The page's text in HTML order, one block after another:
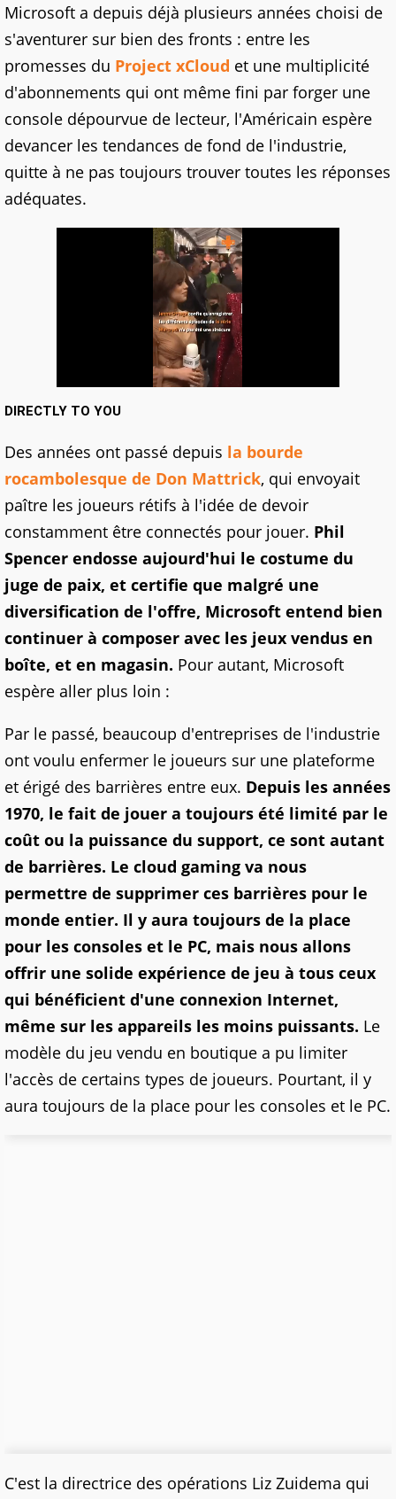
Microsoft a depuis déjà plusieurs années choisi de
s'aventurer sur bien des fronts : entre les
promesses du Project xCloud et une multiplicité
d'abonnements qui ont même fini par forger une
console dépourvue de lecteur, l'Américain espère
devancer les tendances de fond de l'industrie,
quitte à ne pas toujours trouver toutes les réponses
adéquates.
DIRECTLY TO YOU
Des années ont passé depuis la bourde
rocambolesque de Don Mattrick, qui envoyait
paître les joueurs rétifs à l'idée de devoir
constamment être connectés pour jouer. Phil
Spencer endosse aujourd'hui le costume du
juge de paix, et certifie que malgré une
diversification de l'offre, Microsoft entend bien
continuer à composer avec les jeux vendus en
boîte, et en magasin. Pour autant, Microsoft
espère aller plus loin :
Par le passé, beaucoup d'entreprises de l'industrie
ont voulu enfermer le joueurs sur une plateforme
et érigé des barrières entre eux. Depuis les années
1970, le fait de jouer a toujours été limité par le
coût ou la puissance du support, ce sont autant
de barrières. Le cloud gaming va nous
permettre de supprimer ces barrières pour le
monde entier. Il y aura toujours de la place
pour les consoles et le PC, mais nous allons
offrir une solide expérience de jeu à tous ceux
qui bénéficient d'une connexion Internet,
même sur les appareils les moins puissants. Le
modèle du jeu vendu en boutique a pu limiter
l'accès de certains types de joueurs. Pourtant, il y
aura toujours de la place pour les consoles et le PC.
C'est la directrice des opérations Liz Zuidema qui